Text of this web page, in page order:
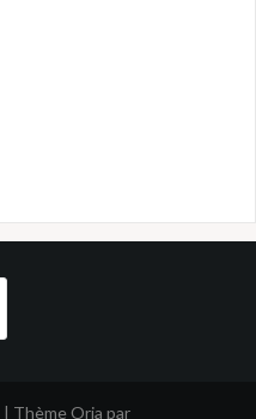
| Thème Oria par